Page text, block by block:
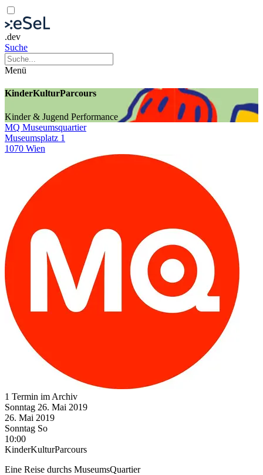
.dev
Suche
Menü
KinderKulturParcours
Kinder & Jugend Performance
MQ Museumsquartier
Museumsplatz 1
1070 Wien
1 Termin im Archiv
Sonntag 26. Mai 2019
26. Mai 2019
Sonntag So
10:00
KinderKulturParcours
Eine Reise durchs MuseumsQuartier